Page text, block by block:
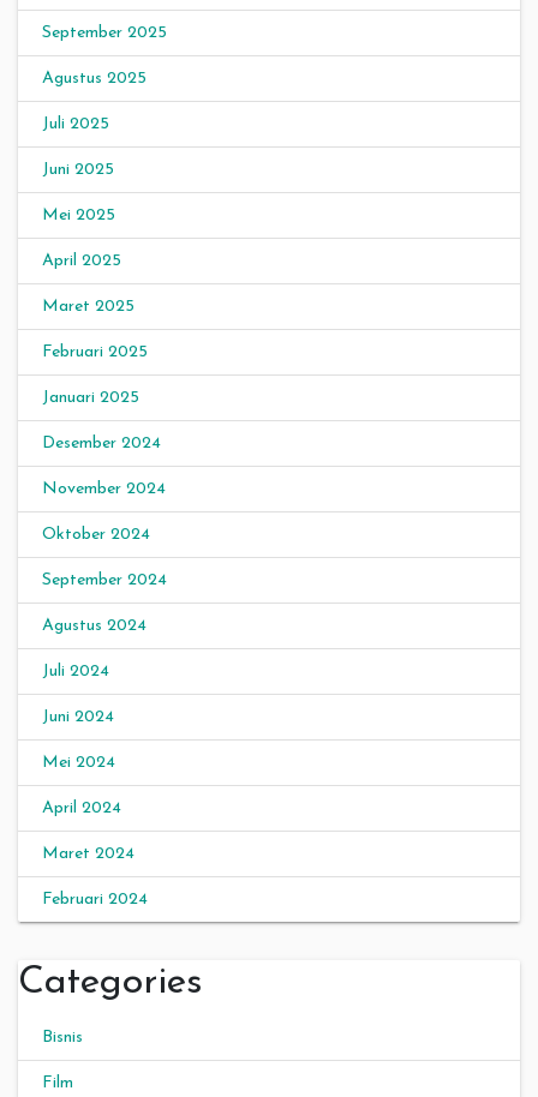
September 2025
Agustus 2025
Juli 2025
Juni 2025
Mei 2025
April 2025
Maret 2025
Februari 2025
Januari 2025
Desember 2024
November 2024
Oktober 2024
September 2024
Agustus 2024
Juli 2024
Juni 2024
Mei 2024
April 2024
Maret 2024
Februari 2024
Categories
Bisnis
Film